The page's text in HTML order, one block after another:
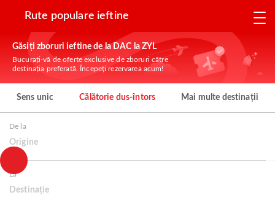
Rute populare ieftine
Găsiți zboruri ieftine de la DAC la ZYL
Bucurați-vă de oferte exclusive de zboruri către
destinația preferată. Începeți rezervarea acum!
Sens unic Călătorie dus-întors Mai multe destinații
De la
Origine
La
Destinație